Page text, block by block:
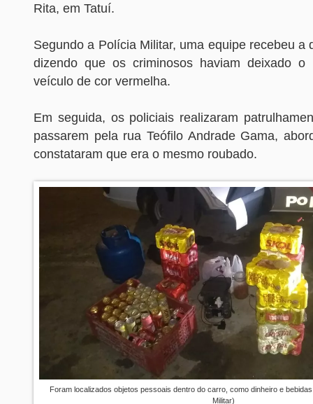
Rita, em Tatuí.
Segundo a Polícia Militar, uma equipe recebeu a
dizendo que os criminosos haviam deixado o
veículo de cor vermelha.
Em seguida, os policiais realizaram
passarem pela rua Teófilo Andrade Gama,
constataram que era o mesmo roubado.
Foram localizados objetos pessoais dentro do carro, como dinheiro e
Militar)